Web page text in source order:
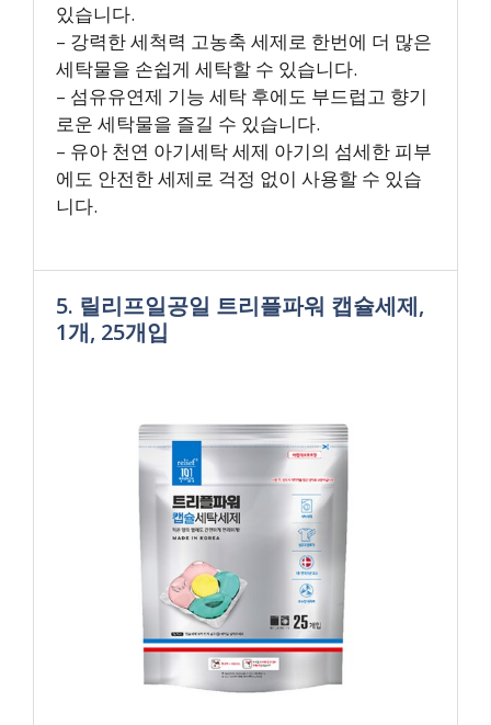
있습니다.
– 강력한 세척력 고농축 세제로 한번에 더 많은
세탁물을 손쉽게 세탁할 수 있습니다.
– 섬유유연제 기능 세탁 후에도 부드럽고 향기
로운 세탁물을 즐길 수 있습니다.
– 유아 천연 아기세탁 세제 아기의 섬세한 피부
에도 안전한 세제로 걱정 없이 사용할 수 있습
니다.
5. 릴리프일공일 트리플파워 캡슐세제,
1개, 25개입